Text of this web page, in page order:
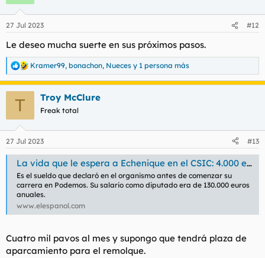
e
:
27 Jul 2023 #12
Le deseo mucha suerte en sus próximos pasos.
R
e
e
s
Kramer99, bonachon, Nueces y 1 persona más
T Troy McClure
Freak total
27 Jul 2023 #13
La vida que le espera a Echenique en el CSIC: 4.000 euros al mes por investigar Física Molecular
Es el sueldo que declaró en el organismo antes de comenzar su
carrera en Podemos. Su salario como diputado era de 130.000 euros
anuales.
www.elespanol.com
Cuatro mil pavos al mes y supongo que tendrá plaza de
aparcamiento para el remolque.